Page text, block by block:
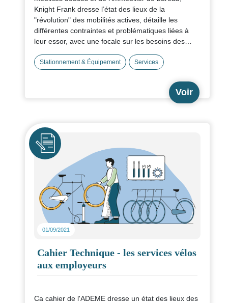
Knight Frank dresse l’état des lieux de la
"révolution" des mobilités actives, détaille les
différentes contraintes et problématiques liées à
leur essor, avec une focale sur les besoins des
Stationnement & Équipement Services
Voir
Icône
01/09/2021
Cahier Technique - les services vélos
aux employeurs
Ca cahier de l'ADEME dresse un état des lieux des